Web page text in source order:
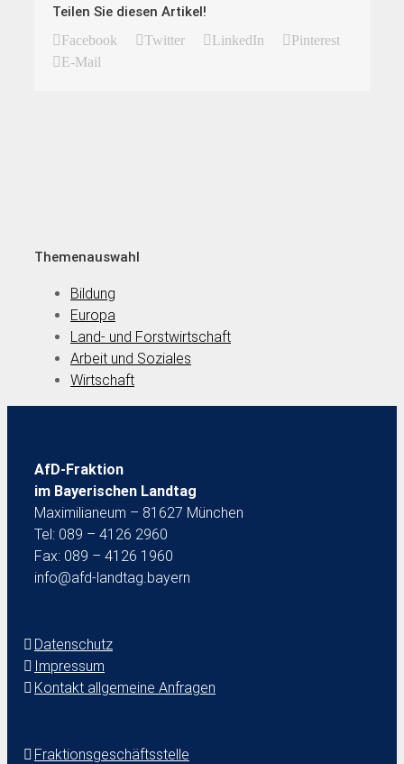
Teilen Sie diesen Artikel!
Facebook Twitter LinkedIn
Pinterest
E-Mail
Themenauswahl
Bildung
Europa
Land- und Forstwirtschaft
Arbeit und Soziales
Wirtschaft
AfD-Fraktion
im Bayerischen Landtag
Maximilianeum – 81627 München
Tel: 089 – 4126 2960
Fax: 089 – 4126 1960
info@afd-landtag.bayern
Datenschutz
Impressum
Kontakt allgemeine Anfragen
Fraktionsgeschäftsstelle